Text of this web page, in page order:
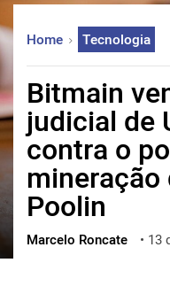
deutsch
中文
русский
한국어
العربية
ไทย
ქართული
Home Tecnologia
Bitmain
judicial de
contra o
Poolin
Marcelo Roncate • 13